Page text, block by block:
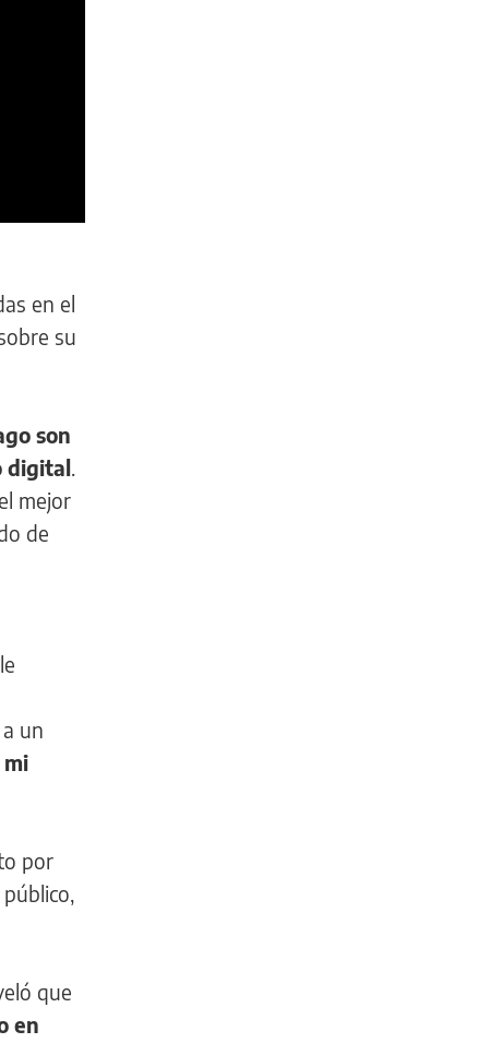
en el
su
son
digital.
mejor
de
un
mi
por
que
en